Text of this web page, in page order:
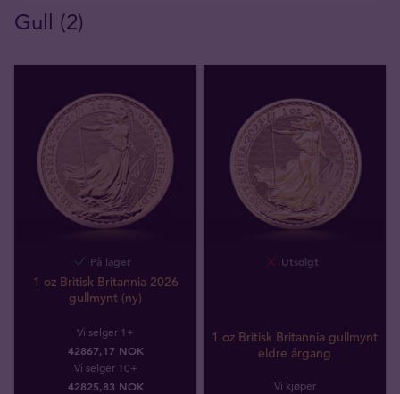
Gull (2)
På lager
1 oz Britisk Britannia 2026
gullmynt (ny)
Vi selger 1+
42867,17 NOK
Vi selger 10+
42825,83 NOK
Utsolgt
1 oz Britisk Britannia gullmynt
eldre årgang
Vi kjøper